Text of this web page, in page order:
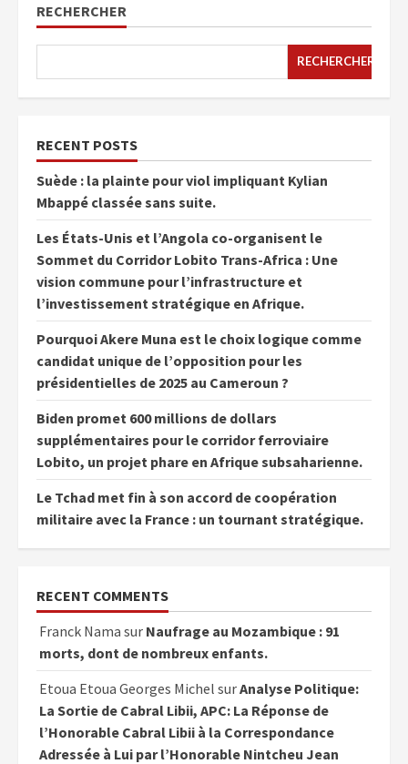
RECHERCHER
RECHERCHER
RECENT POSTS
Suède : la plainte pour viol impliquant Kylian
Mbappé classée sans suite.
Les États-Unis et l’Angola co-organisent le
Sommet du Corridor Lobito Trans-Africa : Une
vision commune pour l’infrastructure et
l’investissement stratégique en Afrique.
Pourquoi Akere Muna est le choix logique comme
candidat unique de l’opposition pour les
présidentielles de 2025 au Cameroun ?
Biden promet 600 millions de dollars
supplémentaires pour le corridor ferroviaire
Lobito, un projet phare en Afrique subsaharienne.
Le Tchad met fin à son accord de coopération
militaire avec la France : un tournant stratégique.
RECENT COMMENTS
Franck Nama sur Naufrage au Mozambique : 91
morts, dont de nombreux enfants.
Etoua Etoua Georges Michel surAnalyse Politique:
La Sortie de Cabral Libii, APC: La Réponse de
l’Honorable Cabral Libii à la Correspondance
Adressée à Lui par l’Honorable Nintcheu Jean